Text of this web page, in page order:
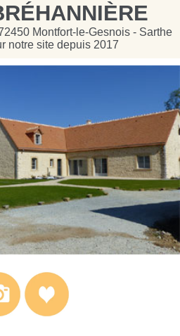
Montfort-le-Gesnois - Sarthe
notre site depuis 2017